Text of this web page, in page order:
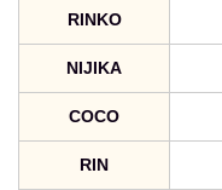
RINKO
NIJIKA
COCO
RIN